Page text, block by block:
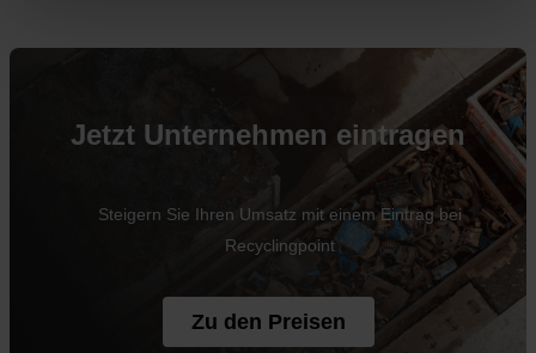
Jetzt Unternehmen eintragen
Steigern Sie Ihren Umsatz mit einem Eintrag bei
Recyclingpoint
Zu den Preisen